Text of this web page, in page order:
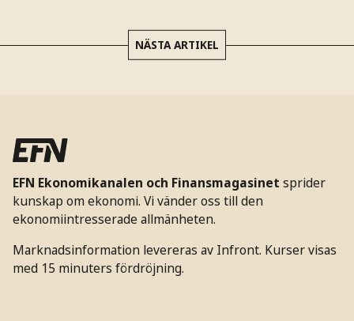
NÄSTA ARTIKEL
EFN Ekonomikanalen och Finansmagasinet sprider
kunskap om ekonomi. Vi vänder oss till den
ekonomiintresserade allmänheten.
Marknadsinformation levereras av Infront. Kurser visas
med 15 minuters fördröjning.